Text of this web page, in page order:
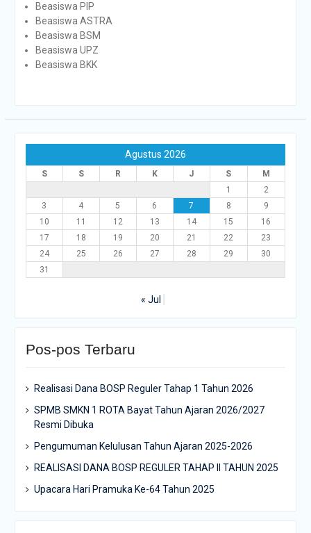
Beasiswa PIP
Beasiswa ASTRA
Beasiswa BSM
Beasiswa UPZ
Beasiswa BKK
Agustus 2026
S S R K J S
M
1
2
3
4 5 6 7 8
9
10
11 12 13 14 15
16
17
18 19 20 21 22
23
24
25 26 27 28 29
30
31
« Jul
Pos-pos Terbaru
Realisasi Dana BOSP Reguler Tahap 1 Tahun 2026
SPMB SMKN 1 ROTA Bayat Tahun Ajaran 2026/2027
Resmi Dibuka
Pengumuman Kelulusan Tahun Ajaran 2025-2026
REALISASI DANA BOSP REGULER TAHAP II TAHUN 2025
Upacara Hari Pramuka Ke-64 Tahun 2025